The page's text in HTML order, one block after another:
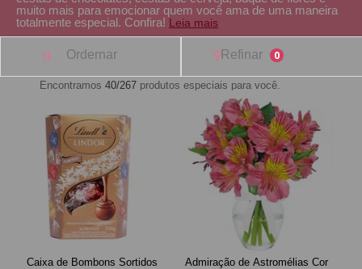
muito mais para emocionar quem você ama de uma maneira
totalmente especial. Confira! Leia mais
Refinar 0
Ordernar
Encontramos40/267 produtos especiais para você.
Caixa de Bombons Sortidos
Admiração de Astromélias Cor